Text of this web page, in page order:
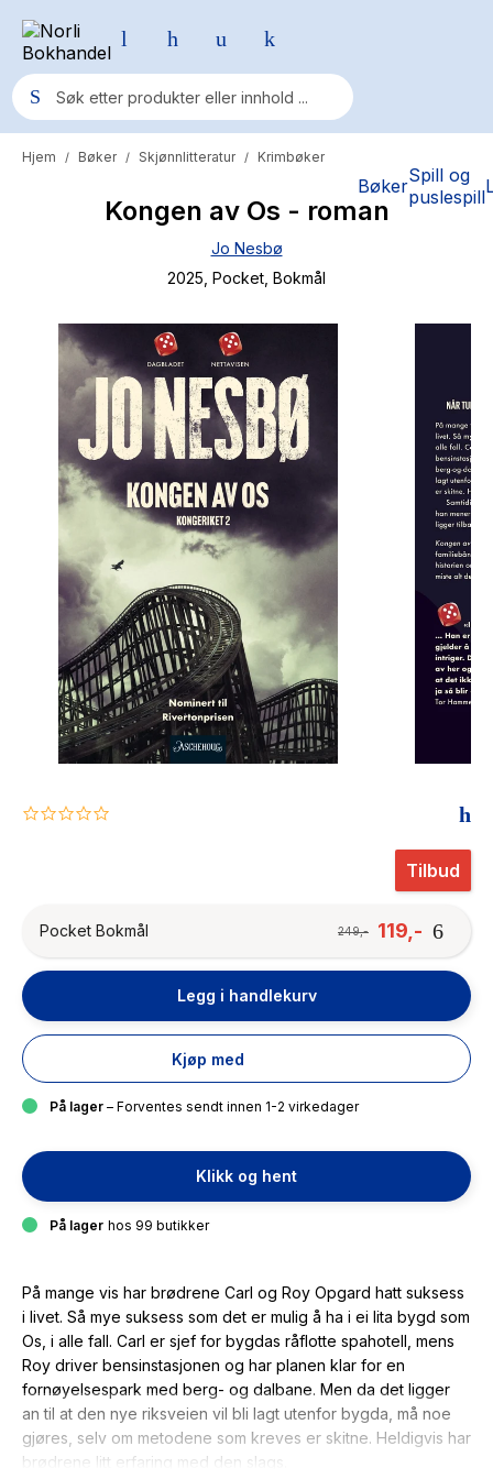
BøkerSpill og
puslespill
Populære søk
Pokemon
Fury Bound - Sable Sorensen
Yesteryear
Elizabeth Strout
Hitster
Hypopressiv trening
The Housemaid
Hjem / Bøker / Skjønnlitteratur / Krimbøker
Kongen av Os - roman
Jo Nesbø
2025 , Pocket , Bokmål
0.0
Tilbud
Pocket Bokmål 119,-
249,-
Legg i handlekurv
Kjøp med
På lager – Forventes sendt innen 1-2 virkedager
Klikk og hent
På lager hos 99 butikker
På mange vis har brødrene Carl og Roy Opgard hatt suksess
i livet. Så mye suksess som det er mulig å ha i ei lita bygd som
Os, i alle fall. Carl er sjef for bygdas råflotte spahotell, mens
Roy driver bensinstasjonen og har planen klar for en
fornøyelsespark med berg- og dalbane. Men da det ligger
an til at den nye riksveien vil bli lagt utenfor bygda, må noe
gjøres, selv om metodene som kreves er skitne. Heldigvis har
brødrene litt erfaring med den slags.